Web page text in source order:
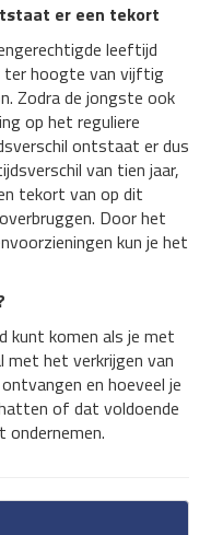
er een tekort
leeftijd
ter hoogte van vijftig
Zodra de jongste ook
op het reguliere
ontstaat er dus
van tien jaar,
tekort van op dit
Door het
kun je het
kunt komen als je met
met het verkrijgen van
en hoeveel je
of dat voldoende